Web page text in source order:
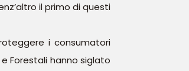
il primo di questi
i consumatori
e Forestali hanno siglato